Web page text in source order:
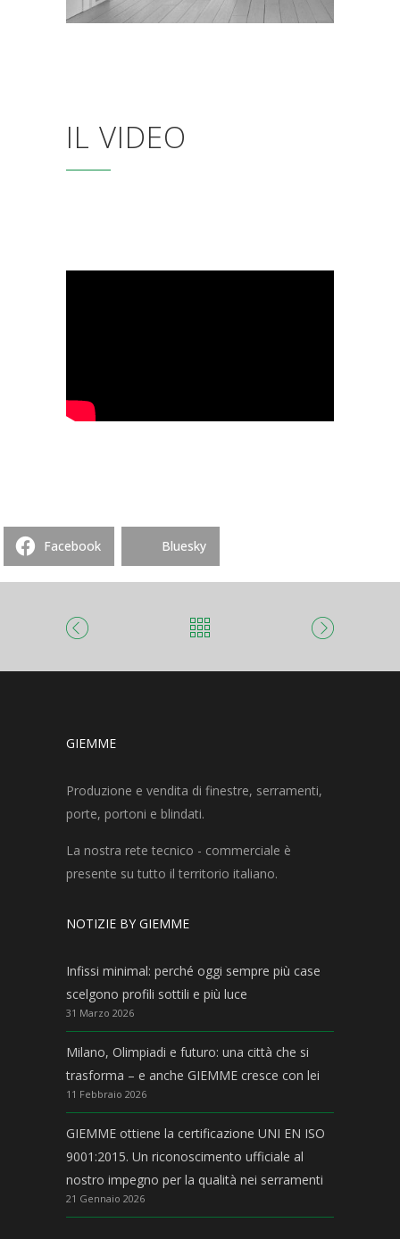
IL VIDEO
Facebook Bluesky
GIEMME
Produzione e vendita di finestre, serramenti,
porte, portoni e blindati.
La nostra rete tecnico - commerciale è
presente su tutto il territorio italiano.
NOTIZIE BY GIEMME
Infissi minimal: perché oggi sempre più case
scelgono profili sottili e più luce
31 Marzo 2026
Milano, Olimpiadi e futuro: una città che si
trasforma – e anche GIEMME cresce con lei
11 Febbraio 2026
GIEMME ottiene la certificazione UNI EN ISO
9001:2015. Un riconoscimento ufficiale al
nostro impegno per la qualità nei serramenti
21 Gennaio 2026